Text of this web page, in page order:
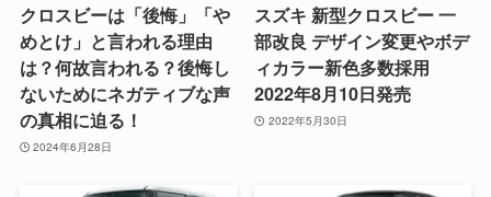
クロスビーは「後悔」「や
めとけ」と言われる理由
は？何故言われる？後悔し
ないためにネガティブな声
の真相に迫る！
2024年6月28日
スズキ 新型クロスビー 一
部改良 デザイン変更やボデ
ィカラー新色多数採用
2022年8月10日発売
2022年5月30日